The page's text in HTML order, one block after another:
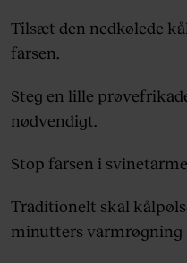
Tilsæt den nedkølede
farsen.
Steg en lille
nødvendigt.
Stop farsen i
Traditionelt skal
minutters varmrøgning